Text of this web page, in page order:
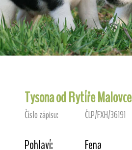
Tysona od Rytíře Malovce
Číslo zápisu: ČLP/FXH/36191
Pohlaví:
Fena